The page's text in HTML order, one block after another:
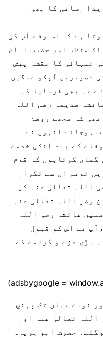
رسانی کا بھی
ہے کہ اس وقت آپ کی
منظر اور حضرت امام
تنہائی کا نقشہ پیش
تصویریں آپکو غمگین
یہ بھی فرمایا کہ
صدیقہ رضی اللہ
کہ مجھے روضۂ
ہوجائے انہوں نے
کے بعد انکی خدمت
گمان کرتاہوں کہ قوم
توتم ان سے تکرار
اللہ تعالیٰ عنہ کی
رضی اللہ تعالیٰ عنہ
عائشہ رضی اللہ
نے اس کو قبول
بڑی عزت و کرامت کے
(adsbygoogle =
نوبت یہاں تک پہنچ
تعالیٰ عنہ اور
حضرت ابو ہریرہ